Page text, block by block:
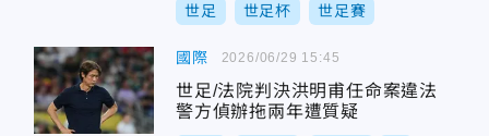
世足 世足杯 世足賽
國際
世足/法院判決洪明甫任命案違法
警方偵辦拖兩年遭質疑
2026/06/29 15:45